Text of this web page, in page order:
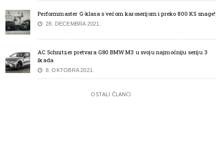
Performmaster G-klasa s većom karoserijom i preko 800 KS snage!
28. DECEMBRA 2021.
AC Schnitzer pretvara G80 BMW M3 u svoju najmoćniju seriju 3
ikada
8. OKTOBRA 2021.
OSTALI ČLANCI